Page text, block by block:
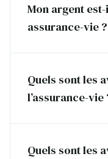
Mon argent
assurance-vie ?
Quels sont les
l’assurance-vie
Quels sont les